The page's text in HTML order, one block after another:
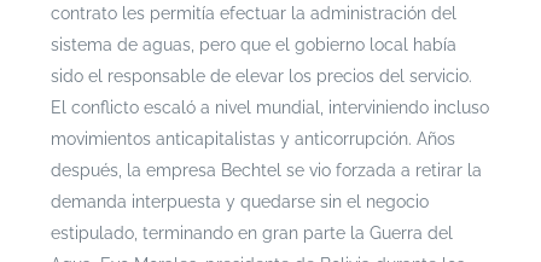
contrato les permitía efectuar la administración del
sistema de aguas, pero que el gobierno local había
sido el responsable de elevar los precios del servicio.
El conflicto escaló a nivel mundial, interviniendo incluso
movimientos anticapitalistas y anticorrupción. Años
después, la empresa Bechtel se vio forzada a retirar la
demanda interpuesta y quedarse sin el negocio
estipulado, terminando en gran parte la Guerra del